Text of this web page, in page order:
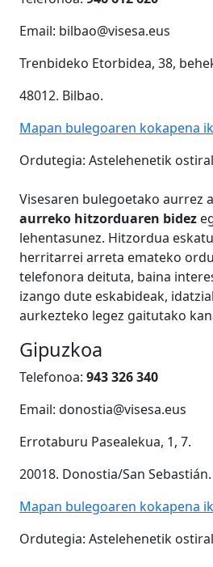
Email: bilbao@visesa.eus
Trenbideko Etorbidea, 38,
48012. Bilbao.
Mapan bulegoaren kokapena
Ordutegia: Astelehenetik
Visesaren bulegoetako aurrez
aurreko hitzorduaren bidez
lehentasunez. Hitzordua
herritarrei arreta emateko
telefonora deituta, baina
izango dute eskabideak,
aurkezteko legez gaitutako
Gipuzkoa
Telefonoa: 943 326 340
Email: donostia@visesa.eus
Errotaburu Pasealekua, 1, 7.
20018. Donostia/San Sebastián.
Mapan bulegoaren kokapena
Ordutegia: Astelehenetik